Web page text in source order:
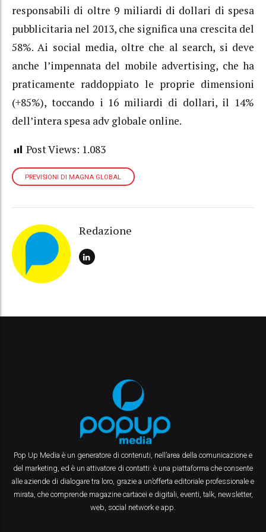
responsabili di oltre 9 miliardi di dollari di spesa
pubblicitaria nel 2013, che significa una crescita del
58%. Ai social media, oltre che al search, si deve
anche l’impennata del mobile advertising, che ha
praticamente raddoppiato le proprie dimensioni
(+85%), toccando i 16 miliardi di dollari, il 14%
dell’intera spesa adv globale online.
Post Views: 1.083
PREVISIONI DI MAGNA GLOBAL
Redazione
Pop Up Media è un generatore di contenuti, nell’area della comunicazione e
del marketing, ed è un attivatore di contatti: è una piattaforma che consente
alle aziende di dialogare tra loro, grazie a un’offerta editoriale professionale e
mirata, che comprende magazine cartacei e digitali, eventi, talk, newsletter,
web, social network e app.